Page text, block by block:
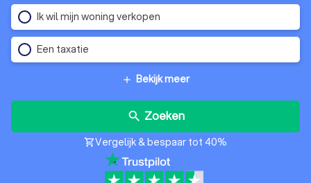
Ik wil mijn woning verkopen
Een taxatie
add Bekijk meer
search Zoeken
shopping_cartVergelijk & bespaar tot 40%